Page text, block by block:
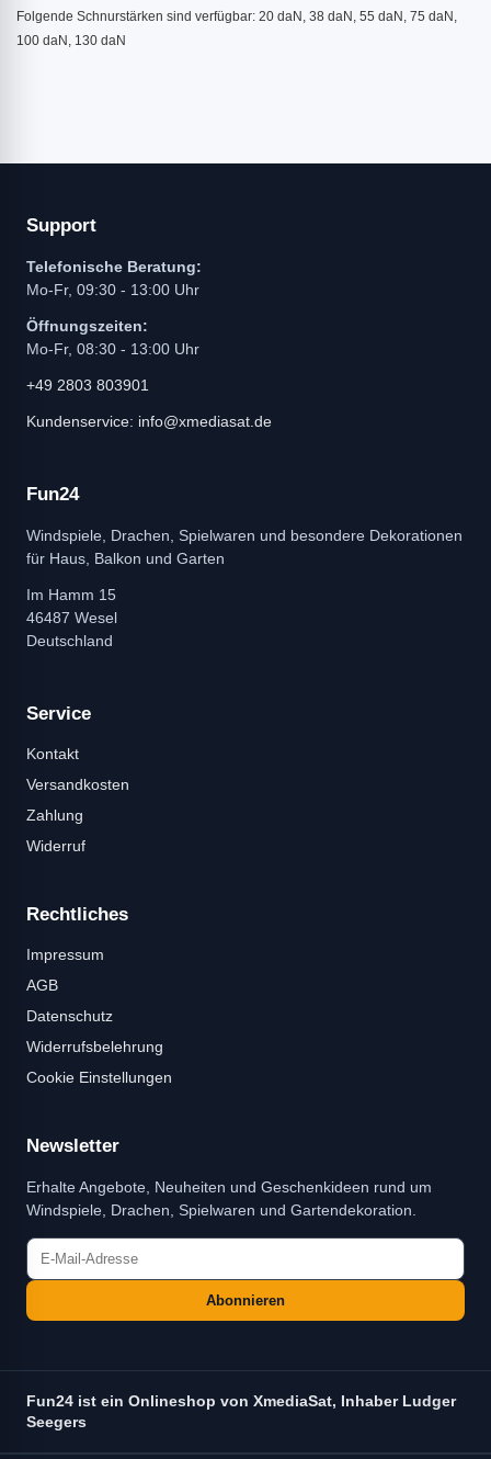
Folgende Schnurstärken sind verfügbar: 20 daN, 38 daN, 55 daN, 75 daN,
100 daN, 130 daN
Support
Telefonische Beratung:
Mo-Fr, 09:30 - 13:00 Uhr
Öffnungszeiten:
Mo-Fr, 08:30 - 13:00 Uhr
+49 2803 803901
Kundenservice: info@xmediasat.de
Fun24
Windspiele, Drachen, Spielwaren und besondere Dekorationen
für Haus, Balkon und Garten
Im Hamm 15
46487 Wesel
Deutschland
Service
Kontakt
Versandkosten
Zahlung
Widerruf
Rechtliches
Impressum
AGB
Datenschutz
Widerrufsbelehrung
Cookie Einstellungen
Newsletter
Erhalte Angebote, Neuheiten und Geschenkideen rund um
Windspiele, Drachen, Spielwaren und Gartendekoration.
Abonnieren
Fun24 ist ein Onlineshop von XmediaSat, Inhaber Ludger
Seegers